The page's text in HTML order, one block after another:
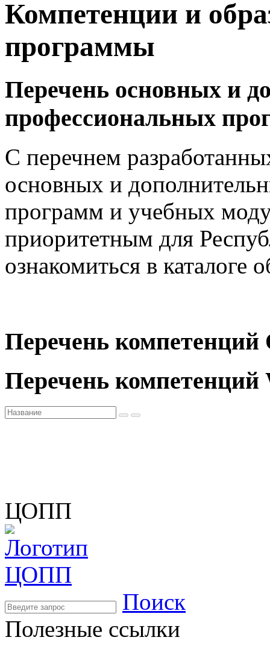
Компетенции и
программы
Перечень основных и
профессиональных
С перечнем
основных и
программ и учебных
приоритетным для
ознакомиться в каталоге
Перечень
Перечень
ЦОПП
Поиск
Полезные ссылки